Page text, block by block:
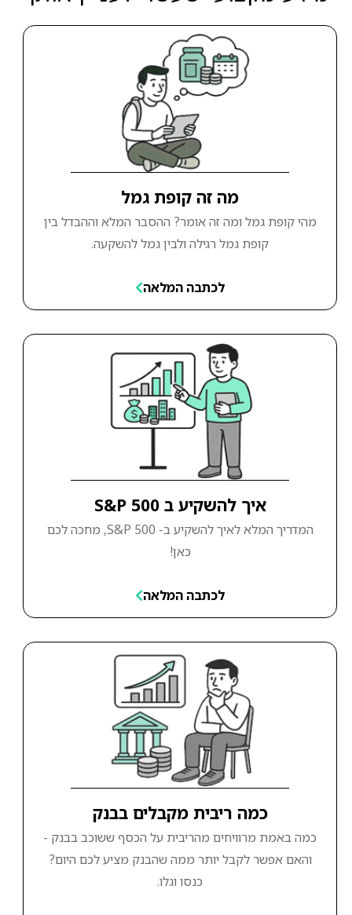
מה זה קופת גמל
מהי קופת גמל ומה זה אומר? ההסבר המלא וההבדל בין
קופת גמל רגילה ולבין גמל להשקעה.
לכתבה המלאה
איך להשקיע ב S&P 500
המדריך המלא לאיך להשקיע ב- S&P 500, מחכה לכם
כאן!
לכתבה המלאה
כמה ריבית מקבלים בבנק
כמה באמת מרוויחים מהריבית על הכסף ששוכב בבנק -
והאם אפשר לקבל יותר ממה שהבנק מציע לכם היום?
כנסו וגלו.